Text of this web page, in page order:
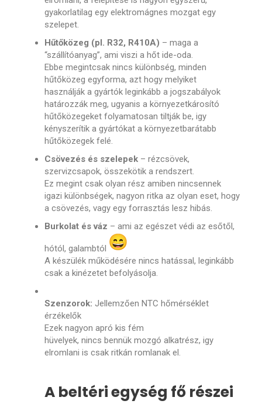
gyakorlatilag egy elektromágnes mozgat egy
szelepet.
Hűtőközeg (pl. R32, R410A) – maga a
“szállítóanyag”, ami viszi a hőt ide-oda.
Ebbe megintcsak nincs különbség, minden
hűtőközeg egyforma, azt hogy melyiket
használják a gyártók leginkább a jogszabályok
határozzák meg, ugyanis a környezetkárosító
hűtőközegeket folyamatosan tiltják be, igy
kényszerítik a gyártókat a környezetbarátabb
hűtőközegek felé.
Csövezés és szelepek – rézcsövek,
szervizcsapok, összekötik a rendszert.
Ez megint csak olyan rész amiben nincsennek
igazi különbségek, nagyon ritka az olyan eset, hogy
a csövezés, vagy egy forrasztás lesz hibás.
Burkolat és váz – ami az egészet védi az esőtől,
hótól, galambtól
A készülék működésére nincs hatással, leginkább
csak a kinézetet befolyásolja.
Szenzorok: Jellemzően NTC hőmérséklet
érzékelők
Ezek nagyon apró kis fém
hüvelyek, nincs bennük mozgó alkatrész, igy
elromlani is csak ritkán romlanak el.
A beltéri egység fő részei